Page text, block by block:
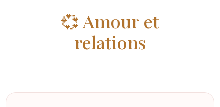
💞 Amour et
relations